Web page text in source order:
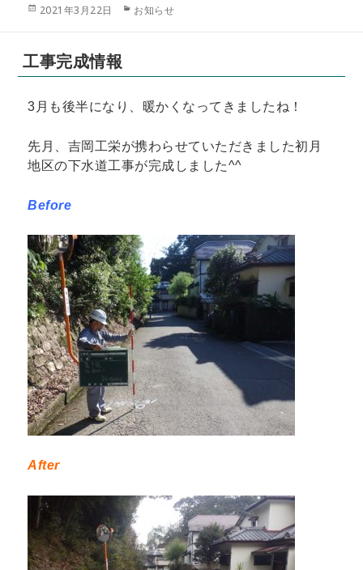
投
2021年3月22日
カ
お知らせ
工事完成情報
3月も後半になり、暖かくなってきましたね！
先月、吉岡工栄が携わらせていただきました初月
地区の下水道工事が完成しました^^
Before
After